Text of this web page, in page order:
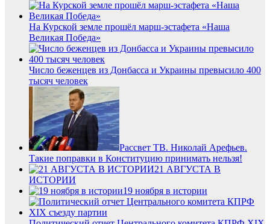
На Курской земле прошёл марш-эстафета «Наша
Великая Победа»
Число беженцев из Донбасса и Украины превысило 400
тысяч человек
Рассвет ТВ. Николай Арефьев.
Такие поправки в Конституцию принимать нельзя!
21 АВГУСТА В
ИСТОРИИ
19 ноября в истории